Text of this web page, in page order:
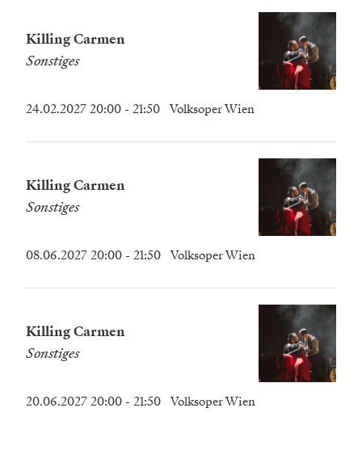
Killing Carmen
Sonstiges
24.02.2027 20:00 - 21:50 Volksoper Wien
Killing Carmen
Sonstiges
08.06.2027 20:00 - 21:50 Volksoper Wien
Killing Carmen
Sonstiges
20.06.2027 20:00 - 21:50 Volksoper Wien